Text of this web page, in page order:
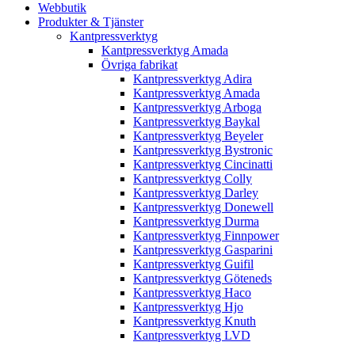
Webbutik
Produkter & Tjänster
Kantpressverktyg
Kantpressverktyg Amada
Övriga fabrikat
Kantpressverktyg Adira
Kantpressverktyg Amada
Kantpressverktyg Arboga
Kantpressverktyg Baykal
Kantpressverktyg Beyeler
Kantpressverktyg Bystronic
Kantpressverktyg Cincinatti
Kantpressverktyg Colly
Kantpressverktyg Darley
Kantpressverktyg Donewell
Kantpressverktyg Durma
Kantpressverktyg Finnpower
Kantpressverktyg Gasparini
Kantpressverktyg Guifil
Kantpressverktyg Göteneds
Kantpressverktyg Haco
Kantpressverktyg Hjo
Kantpressverktyg Knuth
Kantpressverktyg LVD